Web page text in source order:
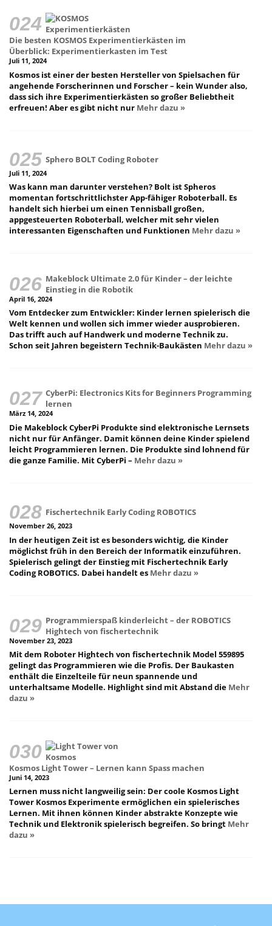
Die besten KOSMOS Experimentierkästen im
Überblick: Experimentierkasten im Test
Juli 11, 2024
Kosmos ist einer der besten Hersteller von Spielsachen für
angehende Forscherinnen und Forscher – kein Wunder also,
dass sich ihre Experimentierkästen so großer Beliebtheit
erfreuen! Aber es gibt nicht nur Mehr dazu »
Sphero BOLT Coding Roboter
Juli 11, 2024
Was kann man darunter verstehen? Bolt ist Spheros
momentan fortschrittlichster App-fähiger Roboterball. Es
handelt sich hierbei um einen Tennisball großen,
appgesteuerten Roboterball, welcher mit sehr vielen
interessanten Eigenschaften und Funktionen Mehr dazu »
Makeblock Ultimate 2.0 für Kinder – der leichte
Einstieg in die Robotik
April 16, 2024
Vom Entdecker zum Entwickler: Kinder lernen spielerisch die
Welt kennen und wollen sich immer wieder ausprobieren.
Das trifft auch auf Handwerk und moderne Technik zu.
Schon seit Jahren begeistern Technik-Baukästen Mehr dazu »
CyberPi: Electronics Kits for Beginners Programming
lernen
März 14, 2024
Die Makeblock CyberPi Produkte sind elektronische Lernsets
nicht nur für Anfänger. Damit können deine Kinder spielend
leicht Programmieren lernen. Die Produkte sind lohnend für
die ganze Familie. Mit CyberPi – Mehr dazu »
Fischertechnik Early Coding ROBOTICS
November 26, 2023
In der heutigen Zeit ist es besonders wichtig, die Kinder
möglichst früh in den Bereich der Informatik einzuführen.
Spielerisch gelingt der Einstieg mit Fischertechnik Early
Coding ROBOTICS. Dabei handelt es Mehr dazu »
Programmierspaß kinderleicht – der ROBOTICS
Hightech von fischertechnik
November 23, 2023
Mit dem Roboter Hightech von fischertechnik Model 559895
gelingt das Programmieren wie die Profis. Der Baukasten
enthält die Einzelteile für neun spannende und
unterhaltsame Modelle. Highlight sind mit Abstand die Mehr
dazu »
Kosmos Light Tower – Lernen kann Spass machen
Juni 14, 2023
Lernen muss nicht langweilig sein: Der coole Kosmos Light
Tower Kosmos Experimente ermöglichen ein spielerisches
Lernen. Mit ihnen können Kinder abstrakte Konzepte wie
Technik und Elektronik spielerisch begreifen. So bringt Mehr
dazu »